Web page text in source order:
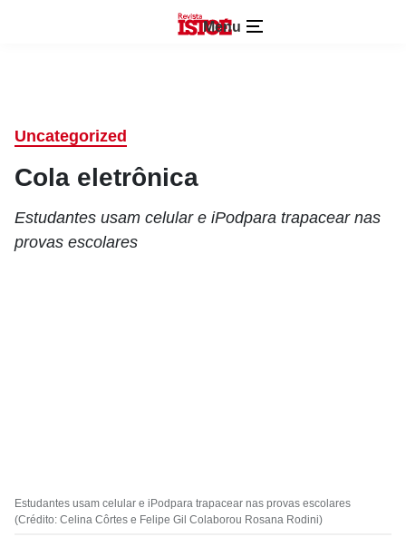
Menu
Uncategorized
Cola eletrônica
Estudantes usam celular e iPodpara trapacear nas
provas escolares
Estudantes usam celular e iPodpara trapacear nas provas escolares
(Crédito: Celina Côrtes e Felipe Gil Colaborou Rosana Rodini)